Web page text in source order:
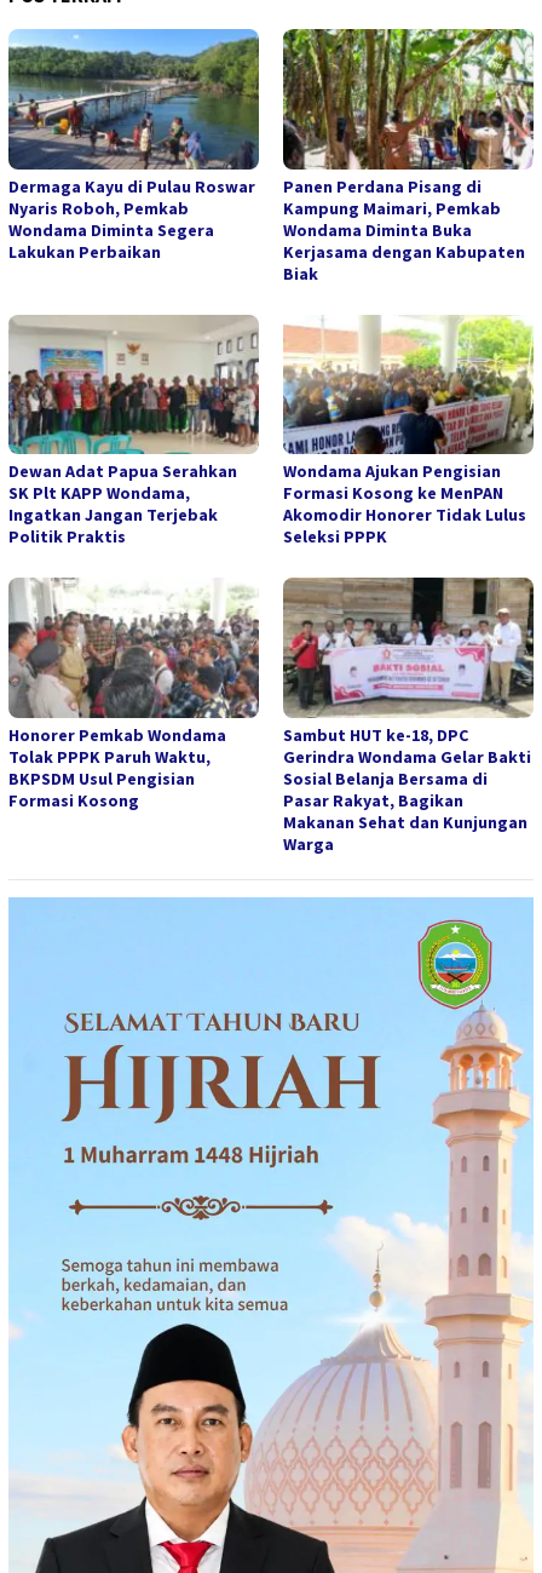
Dermaga Kayu di Pulau Roswar
Nyaris Roboh, Pemkab
Wondama Diminta Segera
Lakukan Perbaikan
Panen Perdana Pisang di
Kampung Maimari, Pemkab
Wondama Diminta Buka
Kerjasama dengan Kabupaten
Biak
Dewan Adat Papua Serahkan
SK Plt KAPP Wondama,
Ingatkan Jangan Terjebak
Politik Praktis
Wondama Ajukan Pengisian
Formasi Kosong ke MenPAN
Akomodir Honorer Tidak Lulus
Seleksi PPPK
Honorer Pemkab Wondama
Tolak PPPK Paruh Waktu,
BKPSDM Usul Pengisian
Formasi Kosong
Sambut HUT ke-18, DPC
Gerindra Wondama Gelar Bakti
Sosial Belanja Bersama di
Pasar Rakyat, Bagikan
Makanan Sehat dan Kunjungan
Warga